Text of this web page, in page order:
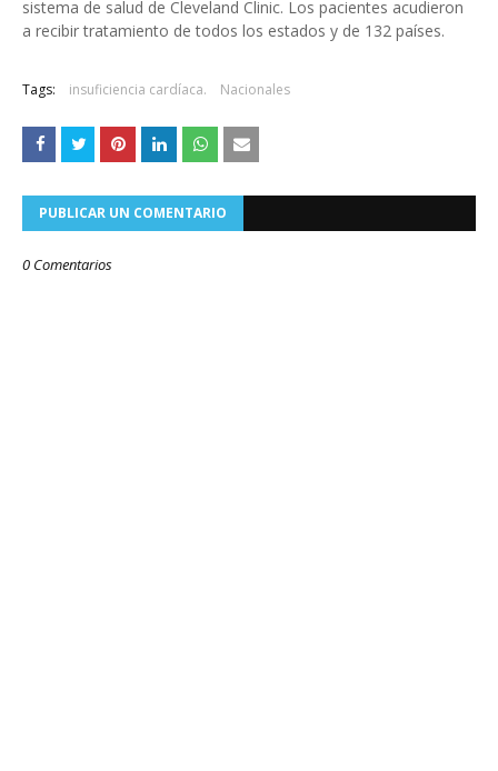
sistema de salud de Cleveland Clinic. Los pacientes acudieron
a recibir tratamiento de todos los estados y de 132 países.
Tags: insuficiencia cardíaca. Nacionales
PUBLICAR UN COMENTARIO
0 Comentarios